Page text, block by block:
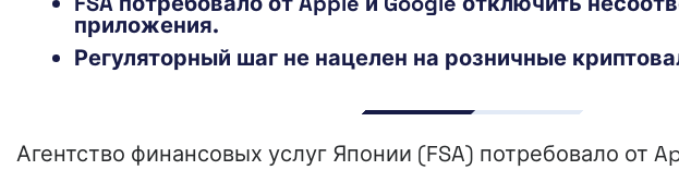
приложения.
Регуляторный шаг не нацелен на розничные
Агентство финансовых услуг Японии (FSA) потребовало от